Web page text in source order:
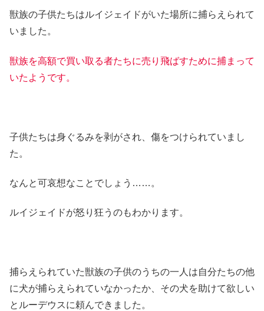
獣族の子供たちはルイジェイドがいた場所に捕らえられて
いました。
獣族を高額で買い取る者たちに売り飛ばすために捕まって
いたようです。
子供たちは身ぐるみを剥がされ、傷をつけられていまし
た。
なんと可哀想なことでしょう……。
ルイジェイドが怒り狂うのもわかります。
捕らえられていた獣族の子供のうちの一人は自分たちの他
に犬が捕らえられていなかったか、その犬を助けて欲しい
とルーデウスに頼んできました。